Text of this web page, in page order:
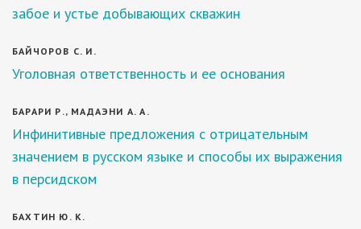
забое и устье добывающих скважин
БАЙЧОРОВ С. И.
Уголовная ответственность и ее основания
БАРАРИ Р., МАДАЭНИ А. А.
Инфинитивные предложения с отрицательным
значением в русском языке и способы их выражения
в персидском
БАХТИН Ю. К.